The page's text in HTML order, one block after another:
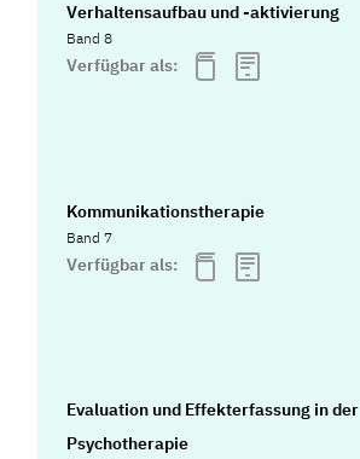
Verhaltensaufbau und -aktivierung
Band 8
Verfügbar als:
Kommunikationstherapie
Band 7
Verfügbar als:
Evaluation und Effekterfassung in der
Psychotherapie